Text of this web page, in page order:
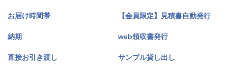
お届け時間帯
納期
直接お引き渡し
【会員限定】見積書自動発行
web領収書発行
サンプル貸し出し